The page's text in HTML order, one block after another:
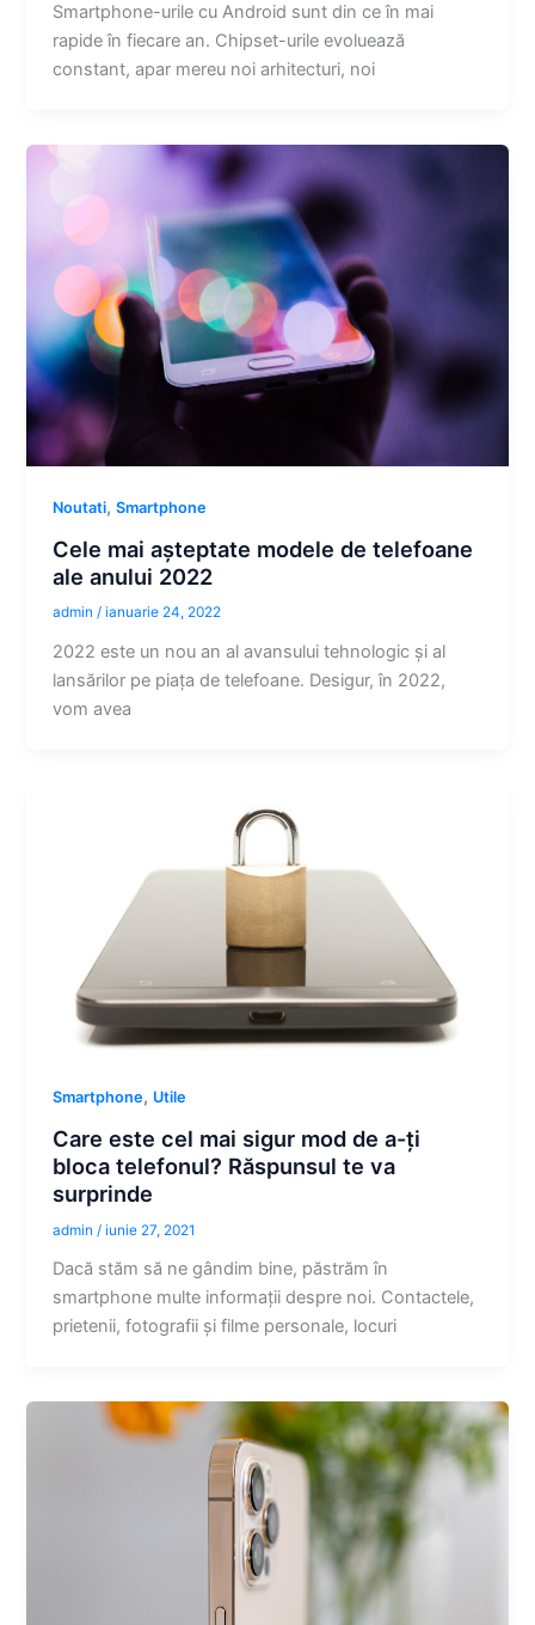
Smartphone-urile cu Android sunt din ce în mai
rapide în fiecare an. Chipset-urile evoluează
constant, apar mereu noi arhitecturi, noi
Noutati,Smartphone
Cele mai așteptate modele de telefoane
ale anului 2022
admin/ianuarie 24, 2022
2022 este un nou an al avansului tehnologic și al
lansărilor pe piața de telefoane. Desigur, în 2022,
vom avea
Smartphone, Utile
Care este cel mai sigur mod de a-ți
bloca telefonul? Răspunsul te va
surprinde
admin /iunie 27, 2021
Dacă stăm să ne gândim bine, păstrăm în
smartphone multe informații despre noi. Contactele,
prietenii, fotografii și filme personale, locuri